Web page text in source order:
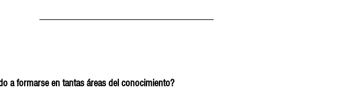
a formarse en tantas áreas del conocimiento?